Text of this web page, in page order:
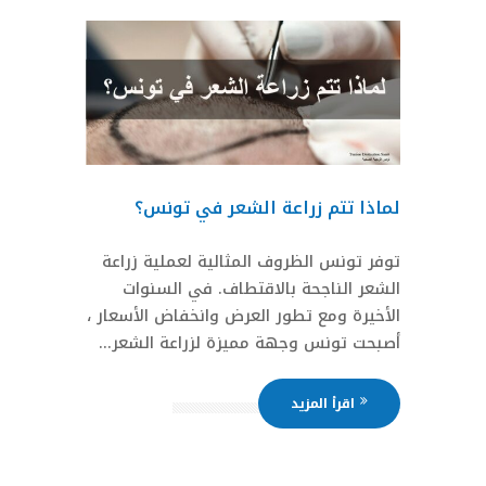
لماذا تتم زراعة الشعر في تونس؟
توفر تونس الظروف المثالية لعملية زراعة
الشعر الناجحة بالاقتطاف. في السنوات
الأخيرة ومع تطور العرض وانخفاض الأسعار ،
أصبحت تونس وجهة مميزة لزراعة الشعر...
اقرأ المزيد